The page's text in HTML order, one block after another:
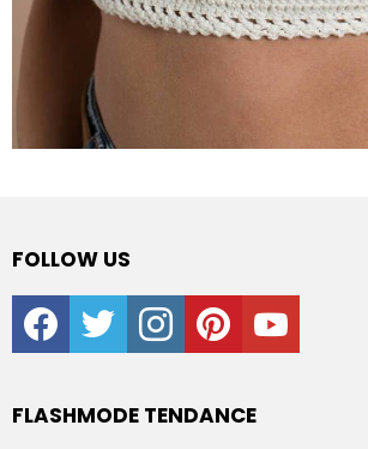
FOLLOW US
facebooktwitter instagrampinterestyoutube
FLASHMODE TENDANCE